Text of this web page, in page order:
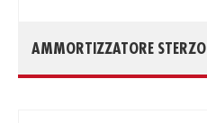
AMMORTIZZATORE STERZO